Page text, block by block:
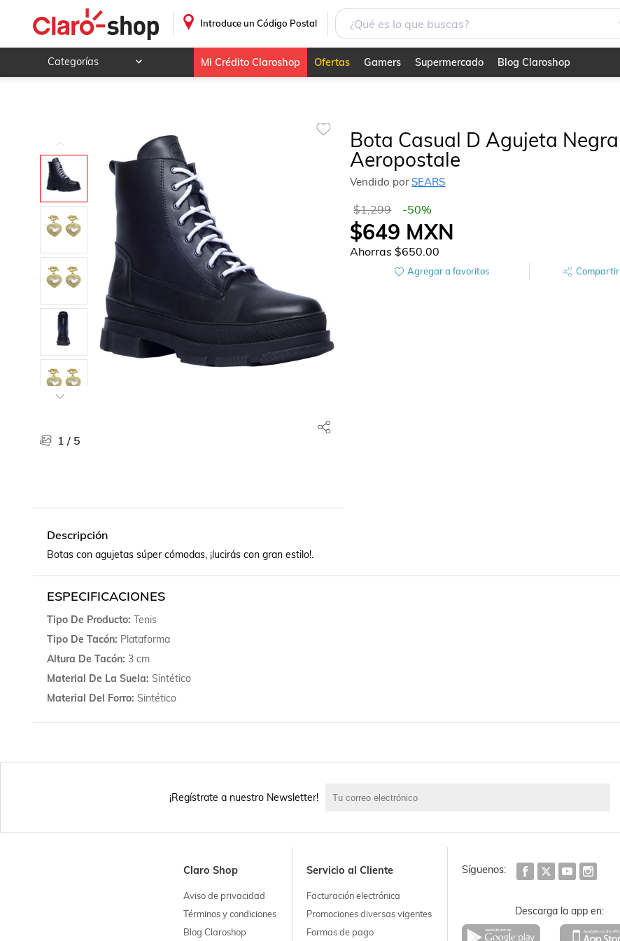
Introduce un Código Postal
Categorías
Deportes y ocio
Animales y mascotas
Ferretería y autos
Ropa, calzado y accesorios
Salud, belleza y cuidado personal
Joyería y relojes
Juegos y juguetes
Libros, revistas y comics
Películas, series de tv y música
Otras categorías
Bebidas
Súpermercado
Mi Crédito Claroshop Ofertas Gamers Supermercado Blog Claroshop
1 / 5
Bota Casual D Agujeta Negra
Aeropostale
Vendido porSEARS
$1,299 -50%
$649 MXN
Ahorras$650.00
Agregar a favoritos Compartir
Descripción
Botas con agujetas súper cómodas, ¡lucirás con gran estilo!.
ESPECIFICACIONES
Tipo De Producto Tenis
Tipo De Tacón Plataforma
Altura De Tacón 3 cm
Material De La Suela Sintético
Material Del Forro Sintético
¡Regístrate a nuestro Newsletter!
Claro Shop
Aviso de privacidad
Términos y condiciones
Blog Claroshop
Servicio al Cliente
Facturación electrónica
Promociones diversas vigentes
Formas de pago
Síguenos:
Descarga la app en:
Bota Casual D Agujeta Negra Aeropostale